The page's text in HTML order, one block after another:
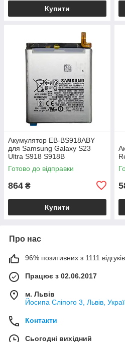
Купити
Акумулятор EB-BS918ABY
для Samsung Galaxy S23
Ultra S918 S918B
Готово до відправки
864 ₴
Купити
Про нас
96% позитивних з 1111
Працює з 02.06.2017
м. Львів
Йосипа Сліпого 3, Львів,
Контакти
Сьогодні вихідний